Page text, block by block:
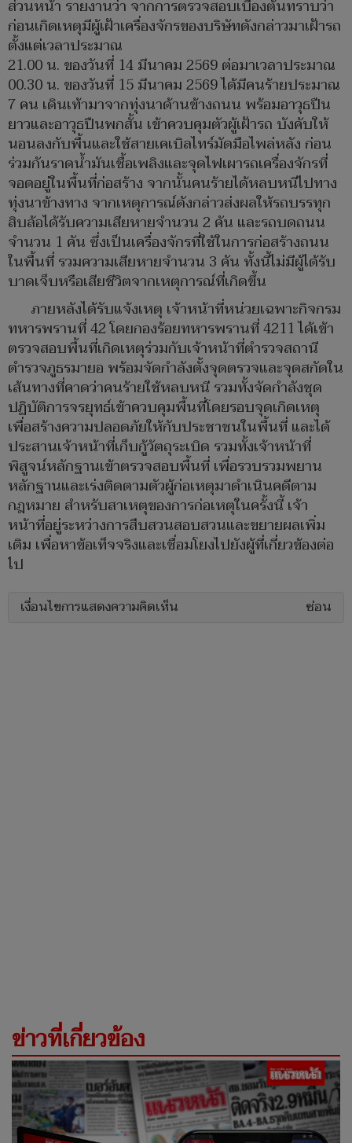
ส่วนหน้า รายงานว่า จากการตรวจสอบเบื้องต้นทราบว่า
ก่อนเกิดเหตุมีผู้เฝ้าเครื่องจักรของบริษัทดังกล่าวมาเฝ้ารถ
ตั้งแต่เวลาประมาณ
21.00 น. ของวันที่ 14 มีนาคม 2569 ต่อมาเวลาประมาณ
00.30 น. ของวันที่ 15 มีนาคม 2569 ได้มีคนร้ายประมาณ
7 คน เดินเท้ามาจากทุ่งนาด้านข้างถนน พร้อมอาวุธปืน
ยาวและอาวุธปืนพกสั้น เข้าควบคุมตัวผู้เฝ้ารถ บังคับให้
นอนลงกับพื้นและใช้สายเคเบิลไทร์มัดมือไพล่หลัง ก่อน
ร่วมกันราดน้ำมันเชื้อเพลิงและจุดไฟเผารถเครื่องจักรที่
จอดอยู่ในพื้นที่ก่อสร้าง จากนั้นคนร้ายได้หลบหนีไปทาง
ทุ่งนาข้างทาง จากเหตุการณ์ดังกล่าวส่งผลให้รถบรรทุก
สิบล้อได้รับความเสียหายจำนวน 2 คัน และรถบดถนน
จำนวน 1 คัน ซึ่งเป็นเครื่องจักรที่ใช้ในการก่อสร้างถนน
ในพื้นที่ รวมความเสียหายจำนวน 3 คัน ทั้งนี้ไม่มีผู้ได้รับ
บาดเจ็บหรือเสียชีวิตจากเหตุการณ์ที่เกิดขึ้น
ภายหลังได้รับแจ้งเหตุ เจ้าหน้าที่หน่วยเฉพาะกิจกรม
ทหารพรานที่ 42 โดยกองร้อยทหารพรานที่ 4211 ได้เข้า
ตรวจสอบพื้นที่เกิดเหตุร่วมกับเจ้าหน้าที่ตำรวจสถานี
ตำรวจภูธรมายอ พร้อมจัดกำลังตั้งจุดตรวจและจุดสกัดใน
เส้นทางที่คาดว่าคนร้ายใช้หลบหนี รวมทั้งจัดกำลังชุด
ปฏิบัติการจรยุทธ์เข้าควบคุมพื้นที่โดยรอบจุดเกิดเหตุ
เพื่อสร้างความปลอดภัยให้กับประชาชนในพื้นที่ และได้
ประสานเจ้าหน้าที่เก็บกู้วัตถุระเบิด รวมทั้งเจ้าหน้าที่
พิสูจน์หลักฐานเข้าตรวจสอบพื้นที่ เพื่อรวบรวมพยาน
หลักฐานและเร่งติดตามตัวผู้ก่อเหตุมาดำเนินคดีตาม
กฎหมาย สำหรับสาเหตุของการก่อเหตุในครั้งนี้ เจ้า
หน้าที่อยู่ระหว่างการสืบสวนสอบสวนและขยายผลเพิ่ม
เติม เพื่อหาข้อเท็จจริงและเชื่อมโยงไปยังผู้ที่เกี่ยวข้องต่อ
ไป
เงื่อนไขการแสดงความคิดเห็น ซ่อน
ข่าวที่เกี่ยวข้อง